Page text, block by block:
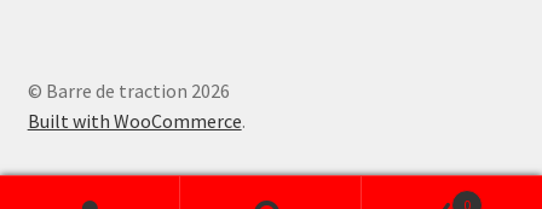
© Barre de traction 2026
Built with WooCommerce.
0